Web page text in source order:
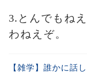
3.とんでもね
わねえぞ。
【雑学】誰かに話